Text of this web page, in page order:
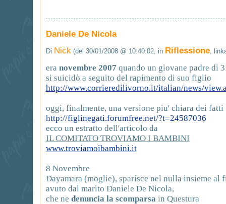
Daniele De Nicola
Di Nick(del 30/01/2008 @ 10:40:02, in Riflessione,
era novembre 2007 quando un giovane padre di
si suicidò a seguito del rapimento di suo figlio
http://www.corrieredilivorno.it/italian/news/
oggi, finalmente, una versione piu' chiara dei fatti
http://figlinegati.forumfree.net/?t=24587036
ecco un estratto dell'articolo da
IL COMITATO TROVIAMO I BAMBINI
www.troviamoibambini.it
8 Novembre
Dayamara (moglie), sparisce nel nulla insieme al
avuto dal marito Daniele De Nicola,
che ne denuncia la scomparsa in Questura